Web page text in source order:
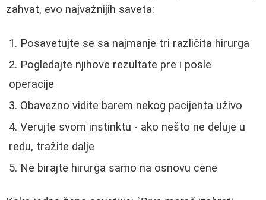
zahvat, evo najvažnijih saveta:
Posavetujte se sa najmanje tri različita hirurga
Pogledajte njihove rezultate pre i posle
operacije
Obavezno vidite barem nekog pacijenta uživo
Verujte svom instinktu - ako nešto ne deluje u
redu, tražite dalje
Ne birajte hirurga samo na osnovu cene